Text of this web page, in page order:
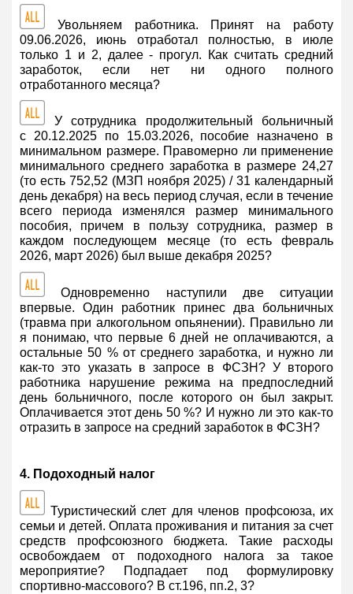
Увольняем работника. Принят на работу
09.06.2026, июнь отработал полностью, в июле
только 1 и 2, далее - прогул. Как считать средний
заработок, если нет ни одного полного
отработанного месяца?
У сотрудника продолжительный больничный
с 20.12.2025 по 15.03.2026, пособие назначено в
минимальном размере. Правомерно ли применение
минимального среднего заработка в размере 24,27
(то есть 752,52 (МЗП ноября 2025) / 31 календарный
день декабря) на весь период случая, если в течение
всего периода изменялся размер минимального
пособия, причем в пользу сотрудника, размер в
каждом последующем месяце (то есть февраль
2026, март 2026) был выше декабря 2025?
Одновременно наступили две ситуации
впервые. Один работник принес два больничных
(травма при алкогольном опьянении). Правильно ли
я понимаю, что первые 6 дней не оплачиваются, а
остальные 50 % от среднего заработка, и нужно ли
как-то это указать в запросе в ФСЗН? У второго
работника нарушение режима на предпоследний
день больничного, после которого он был закрыт.
Оплачивается этот день 50 %? И нужно ли это как-то
отразить в запросе на средний заработок в ФСЗН?
4. Подоходный налог
Туристический слет для членов профсоюза, их
семьи и детей. Оплата проживания и питания за счет
средств профсоюзного бюджета. Такие расходы
освобождаем от подоходного налога за такое
мероприятие? Подпадает под формулировку
спортивно-массового? В ст.196, пп.2, 3?